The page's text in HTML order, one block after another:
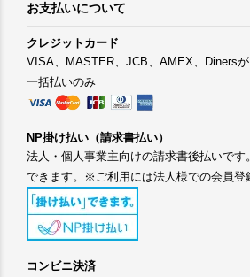
お支払いについて
クレジットカード
VISA、MASTER、JCB、AMEX、Diners
一括払いのみ
NP掛け払い（請求書払い）
法人・個人事業主向けの請求書後払いで
できます。※ご利用には法人様での会員登
コンビニ決済